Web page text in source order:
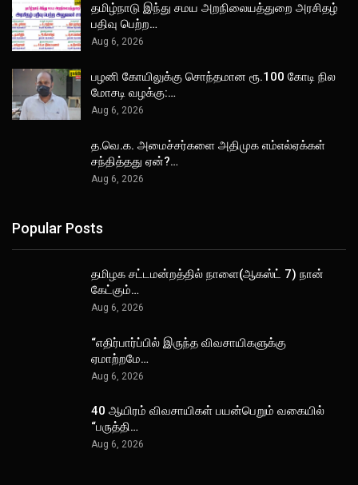
தமிழ்நாடு இந்து சமய அறநிலையத்துறை அரசிதழ்
பதிவு பெற்ற…
Aug 6, 2026
பழனி கோயிலுக்கு சொந்தமான ரூ.100 கோடி நில
மோசடி வழக்கு:…
Aug 6, 2026
த.வெ.க. அமைச்சர்களை அதிமுக எம்எல்ஏக்கள்
சந்தித்தது ஏன்?…
Aug 6, 2026
Popular Posts
தமிழக சட்டமன்றத்தில் நாளை(ஆகஸ்ட் 7) நான்
கேட்கும்…
Aug 6, 2026
“எதிர்பார்ப்பில் இருந்த விவசாயிகளுக்கு
ஏமாற்றமே…
Aug 6, 2026
40 ஆயிரம் விவசாயிகள் பயன்பெறும் வகையில்
“பருத்தி…
Aug 6, 2026